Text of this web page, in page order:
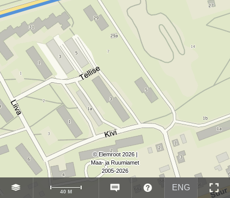
© Elemroot 2026 |
Maa- ja Ruumiamet
2005-2026
40 M ENG